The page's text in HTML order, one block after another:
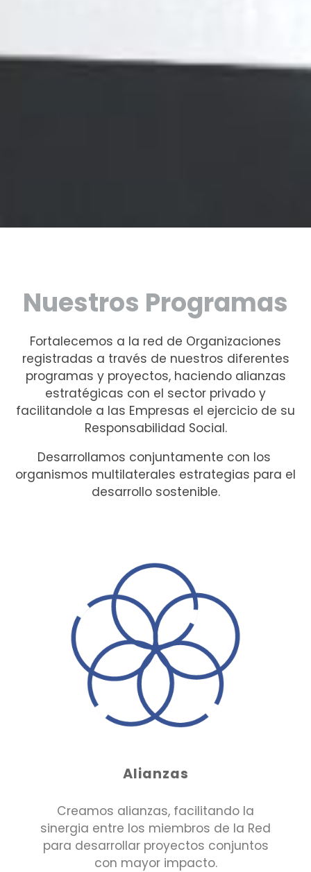
Nuestros Programas
Fortalecemos a la red de Organizaciones
registradas a través de nuestros diferentes
programas y proyectos, haciendo alianzas
estratégicas con el sector privado y
facilitandole a las Empresas el ejercicio de su
Responsabilidad Social.
Desarrollamos conjuntamente con los
organismos multilaterales estrategias para el
desarrollo sostenible.
Alianzas
Creamos alianzas, facilitando la
sinergia entre los miembros de la Red
para desarrollar proyectos conjuntos
con mayor impacto.